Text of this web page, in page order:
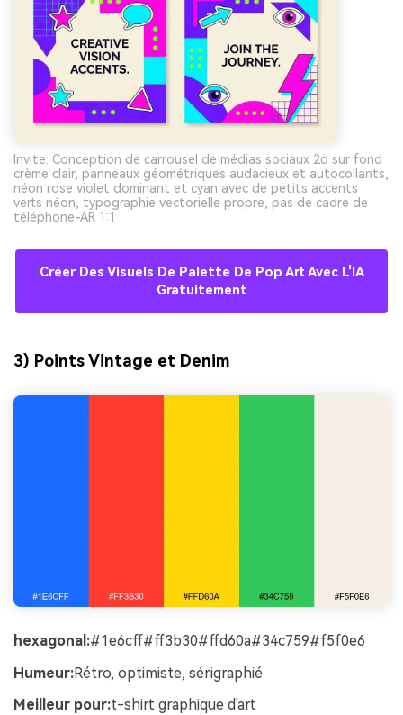
Invite: Conception de carrousel de médias sociaux 2d sur fond
crème clair, panneaux géométriques audacieux et autocollants,
néon rose violet dominant et cyan avec de petits accents
verts néon, typographie vectorielle propre, pas de cadre de
téléphone-AR 1:1
Créer Des Visuels De Palette De Pop Art Avec L'IA
Gratuitement
3) Points Vintage et Denim
hexagonal:#1e6cff#ff3b30#ffd60a#34c759#f5f0e6
Humeur:Rétro, optimiste, sérigraphié
Meilleur pour:t-shirt graphique d'art